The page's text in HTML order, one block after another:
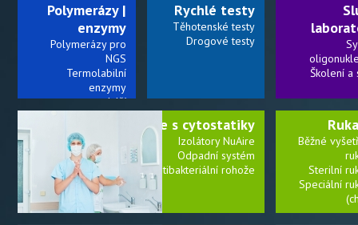
Polymerázy |
enzymy
Polymerázy pro
NGS
Termolabilní
enzymy
a další
Rychlé testy
Těhotenské testy
Drogové testy
Školení a
Práce s cytostatiky
Izolátory NuAire
Odpadní systém
Antibakteriální rohože
Běžné
Sterilní
Speciální